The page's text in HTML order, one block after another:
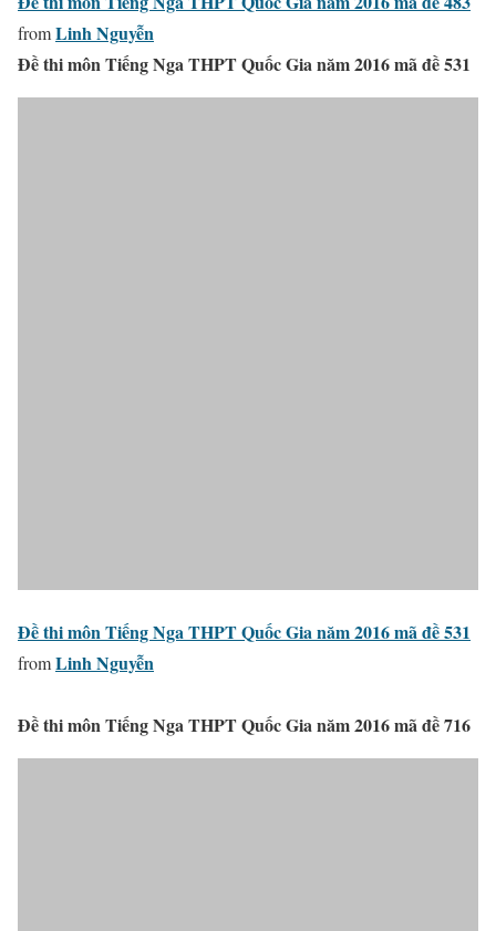
fromLinh Nguyễn
Đề thi môn Tiếng Nga THPT Quốc Gia năm 2016 mã đề 531
Đề thi môn Tiếng Nga THPT Quốc Gia năm 2016 mã đề 531
fromLinh Nguyễn
Đề thi môn Tiếng Nga THPT Quốc Gia năm 2016 mã đề 716